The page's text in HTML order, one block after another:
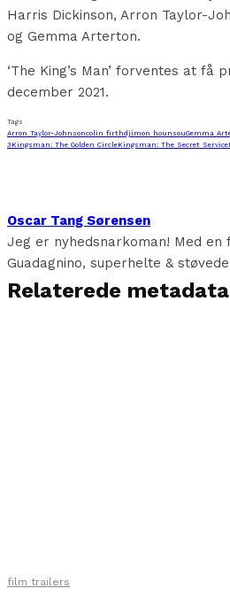
Harris Dickinson, Arron Taylor-
og Gemma Arterton.
‘The King’s Man’ forventes at få
december 2021.
Tags
Arron Taylor-Johnsoncolin firthdjimon hounsouGemma
3 Kingsman: The Golden CircleKingsman: The Secret Service
Oscar Tang Sørensen
Jeg er nyhedsnarkoman! Med
Guadagnino, superhelte &
Relaterede metadata
film trailers